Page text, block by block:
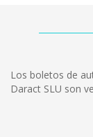
Los boletos de
Daract SLU son